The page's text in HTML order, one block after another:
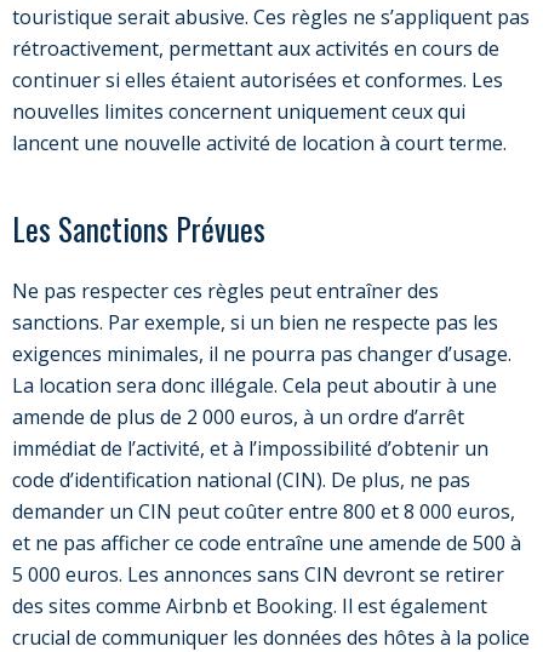
touristique serait abusive. Ces règles ne s’appliquent pas
rétroactivement, permettant aux activités en cours de
continuer si elles étaient autorisées et conformes. Les
nouvelles limites concernent uniquement ceux qui
lancent une nouvelle activité de location à court terme.
Les Sanctions Prévues
Ne pas respecter ces règles peut entraîner des
sanctions. Par exemple, si un bien ne respecte pas les
exigences minimales, il ne pourra pas changer d’usage.
La location sera donc illégale. Cela peut aboutir à une
amende de plus de 2 000 euros, à un ordre d’arrêt
immédiat de l’activité, et à l’impossibilité d’obtenir un
code d’identification national (CIN). De plus, ne pas
demander un CIN peut coûter entre 800 et 8 000 euros,
et ne pas afficher ce code entraîne une amende de 500 à
5 000 euros. Les annonces sans CIN devront se retirer
des sites comme Airbnb et Booking. Il est également
crucial de communiquer les données des hôtes à la police